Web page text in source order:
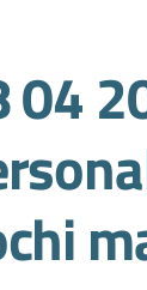
04